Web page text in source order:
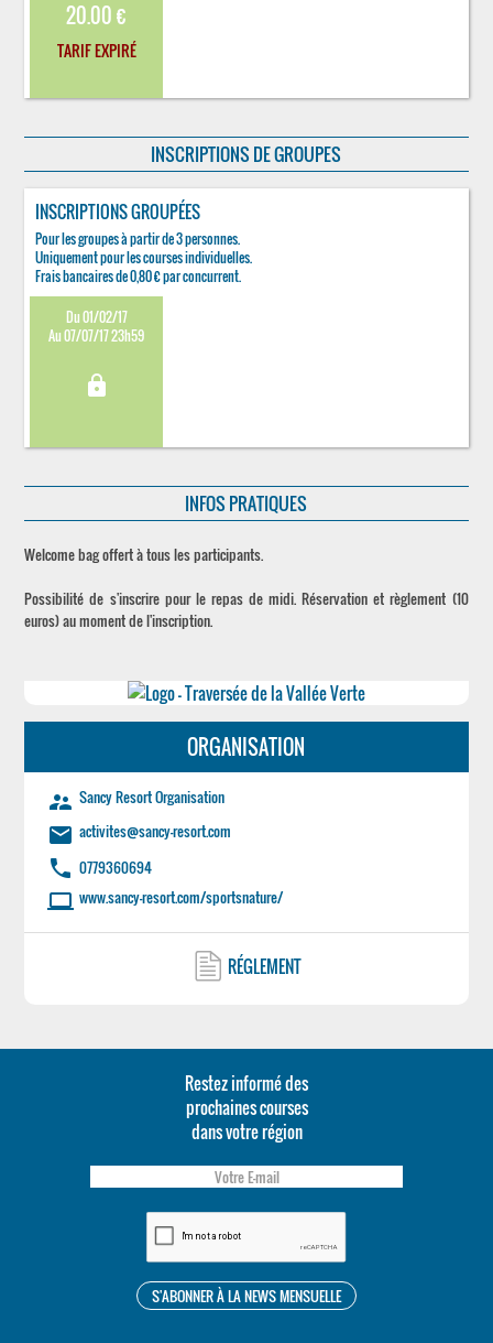
20.00 €
TARIF EXPIRÉ
INSCRIPTIONS DE GROUPES
INSCRIPTIONS GROUPÉES
Pour les groupes à partir de 3 personnes.
Uniquement pour les courses individuelles.
Frais bancaires de 0,80 € par concurrent.
Du 01/02/17
Au 07/07/17 23h59
lock
INFOS PRATIQUES
Welcome bag offert à tous les participants.
Possibilité de s'inscrire pour le repas de midi. Réservation et règlement (10
euros) au moment de l'inscription.
ORGANISATION
supervisor_account Sancy Resort Organisation
email activites@sancy-resort.com
phone 0779360694
laptop www.sancy-resort.com/sportsnature/
RÉGLEMENT
Restez informé des
prochaines courses
dans votre région